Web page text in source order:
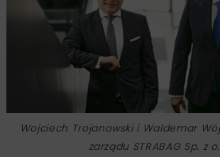
Wojciech Trojanowski i Waldemar
zarządu STRABAG Sp. z